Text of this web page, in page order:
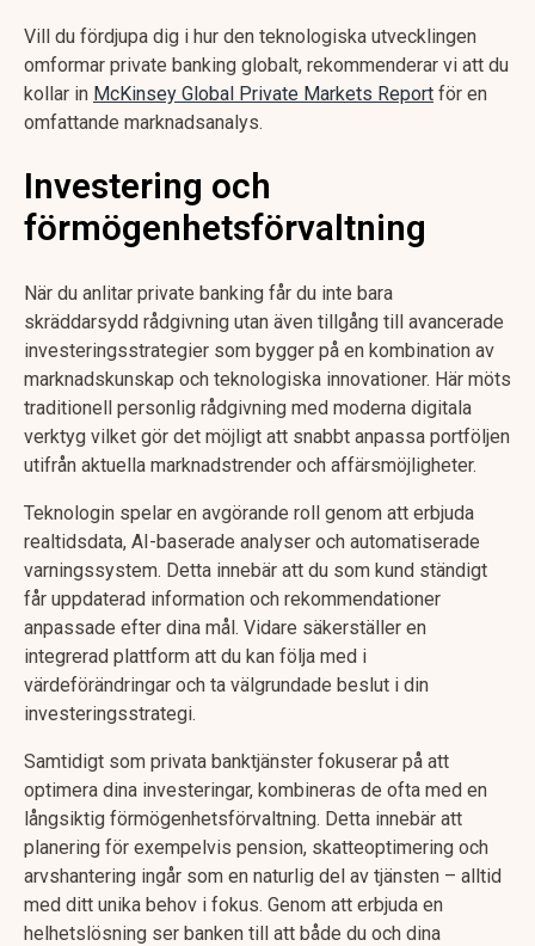
Vill du fördjupa dig i hur den teknologiska utvecklingen
omformar private banking globalt, rekommenderar vi att du
kollar in McKinsey Global Private Markets Report för en
omfattande marknadsanalys.
Investering och
förmögenhetsförvaltning
När du anlitar private banking får du inte bara
skräddarsydd rådgivning utan även tillgång till avancerade
investeringsstrategier som bygger på en kombination av
marknadskunskap och teknologiska innovationer. Här möts
traditionell personlig rådgivning med moderna digitala
verktyg vilket gör det möjligt att snabbt anpassa portföljen
utifrån aktuella marknadstrender och affärsmöjligheter.
Teknologin spelar en avgörande roll genom att erbjuda
realtidsdata, AI-baserade analyser och automatiserade
varningssystem. Detta innebär att du som kund ständigt
får uppdaterad information och rekommendationer
anpassade efter dina mål. Vidare säkerställer en
integrerad plattform att du kan följa med i
värdeförändringar och ta välgrundade beslut i din
investeringsstrategi.
Samtidigt som privata banktjänster fokuserar på att
optimera dina investeringar, kombineras de ofta med en
långsiktig förmögenhetsförvaltning. Detta innebär att
planering för exempelvis pension, skatteoptimering och
arvshantering ingår som en naturlig del av tjänsten – alltid
med ditt unika behov i fokus. Genom att erbjuda en
helhetslösning ser banken till att både du och dina